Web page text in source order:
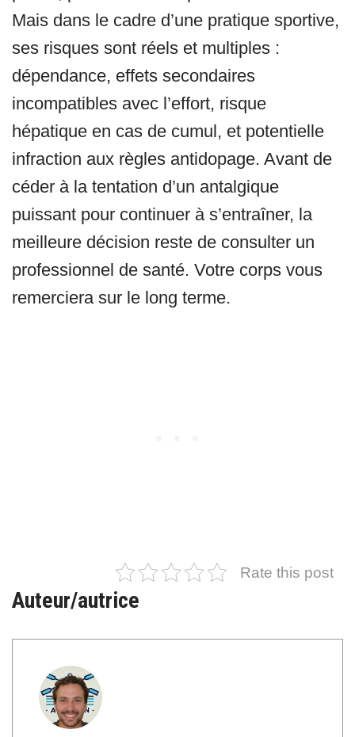
Mais dans le cadre d’une pratique sportive,
ses risques sont réels et multiples :
dépendance, effets secondaires
incompatibles avec l’effort, risque
hépatique en cas de cumul, et potentielle
infraction aux règles antidopage. Avant de
céder à la tentation d’un antalgique
puissant pour continuer à s’entraîner, la
meilleure décision reste de consulter un
professionnel de santé. Votre corps vous
remerciera sur le long terme.
Rate this post
Auteur/autrice